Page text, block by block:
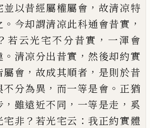
並以昔經屬權屬會 ， 故清凉特
。 今却謂清凉此科通會昔實 ，
若云光宅不分昔實 ， 一渾會
。 清凉分出昔實 ， 然後却約實
屬會 ， 故成其順者 ， 是則於昔
不分為異 ， 而一等是會 。 正猶
， 雖遠近不同 ， 一等是走 ， 奚
宅非 ？ 若光宅云 ： 我正約實體